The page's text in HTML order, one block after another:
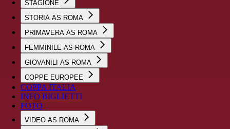
STAGIONE
STORIA AS ROMA
PRIMAVERA AS ROMA
FEMMINILE AS ROMA
GIOVANILI AS ROMA
COPPE EUROPEE
COPPA ITALIA
INFO BIGLIETTI
FOTO
VIDEO AS ROMA